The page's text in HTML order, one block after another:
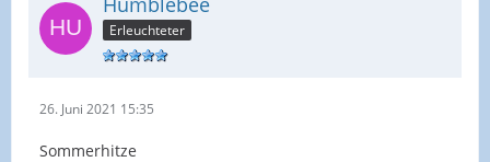
Erleuchteter
26. Juni 2021 15:35
Sommerhitze